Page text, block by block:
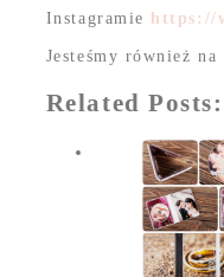
Instagramie
https://
Jesteśmy również
Related Posts: